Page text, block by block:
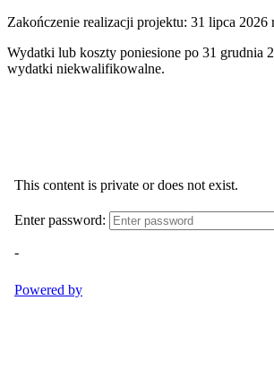
Zakończenie realizacji projektu: 31 lipca 2026
Wydatki lub koszty poniesione po 31 grudnia
wydatki niekwalifikowalne.